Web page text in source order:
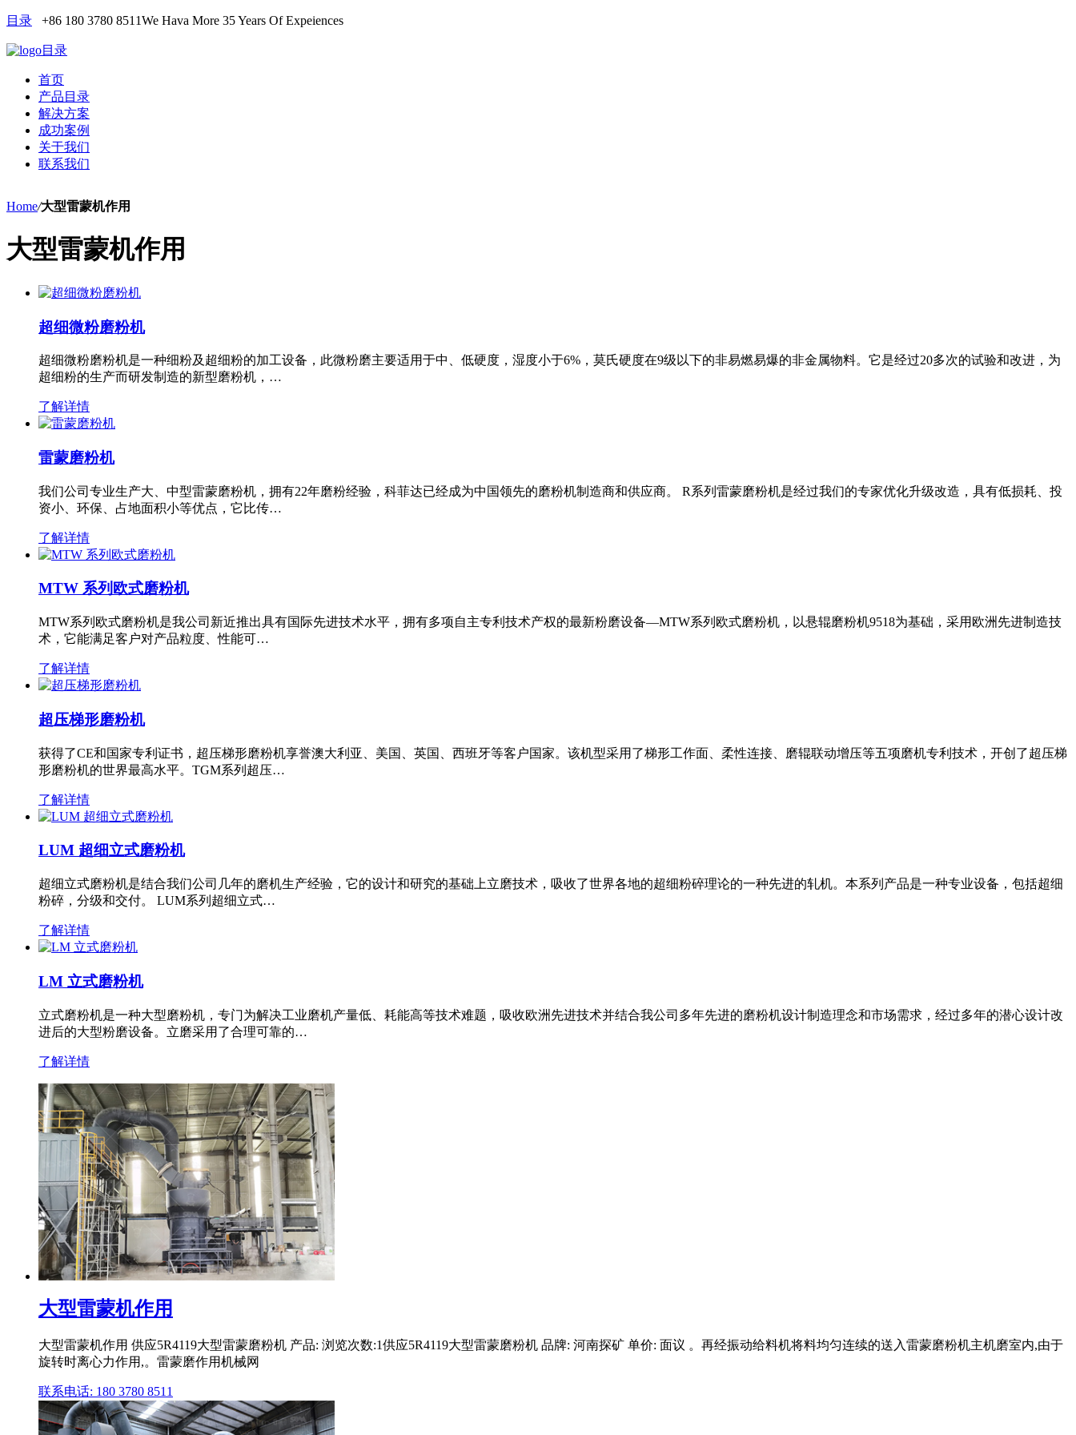
目录 +86 180 3780 8511We Hava More 35 Years Of Expeiences
目录
首页
产品目录
解决方案
成功案例
关于我们
联系我们
Home/大型雷蒙机作用
大型雷蒙机作用
超细微粉磨粉机
超细微粉磨粉机是一种细粉及超细粉的加工设备，此微粉磨主要适用于中、低硬度，湿度小于6%，莫氏硬度在9级以下的非易燃易爆的非金属物料。它是经过20多次的试验和改进，为
超细粉的生产而研发制造的新型磨粉机，…
了解详情
雷蒙磨粉机
我们公司专业生产大、中型雷蒙磨粉机，拥有22年磨粉经验，科菲达已经成为中国领先的磨粉机制造商和供应商。 R系列雷蒙磨粉机是经过我们的专家优化升级改造，具有低损耗、投
资小、环保、占地面积小等优点，它比传…
了解详情
MTW 系列欧式磨粉机
MTW系列欧式磨粉机是我公司新近推出具有国际先进技术水平，拥有多项自主专利技术产权的最新粉磨设备—MTW系列欧式磨粉机，以悬辊磨粉机9518为基础，采用欧洲先进制造技
术，它能满足客户对产品粒度、性能可…
了解详情
超压梯形磨粉机
获得了CE和国家专利证书，超压梯形磨粉机享誉澳大利亚、美国、英国、西班牙等客户国家。该机型采用了梯形工作面、柔性连接、磨辊联动增压等五项磨机专利技术，开创了超压梯
形磨粉机的世界最高水平。TGM系列超压…
了解详情
LUM 超细立式磨粉机
超细立式磨粉机是结合我们公司几年的磨机生产经验，它的设计和研究的基础上立磨技术，吸收了世界各地的超细粉碎理论的一种先进的轧机。本系列产品是一种专业设备，包括超细
粉碎，分级和交付。 LUM系列超细立式…
了解详情
LM 立式磨粉机
立式磨粉机是一种大型磨粉机，专门为解决工业磨机产量低、耗能高等技术难题，吸收欧洲先进技术并结合我公司多年先进的磨粉机设计制造理念和市场需求，经过多年的潜心设计改
进后的大型粉磨设备。立磨采用了合理可靠的…
了解详情
大型雷蒙机作用
大型雷蒙机作用 供应5R4119大型雷蒙磨粉机 产品: 浏览次数:1供应5R4119大型雷蒙磨粉机 品牌: 河南探矿 单价: 面议 。再经振动给料机将料均匀连续的送入雷蒙磨粉机主机磨室内,由于
旋转时离心力作用,。雷蒙磨作用机械网
联系电话: 180 3780 8511